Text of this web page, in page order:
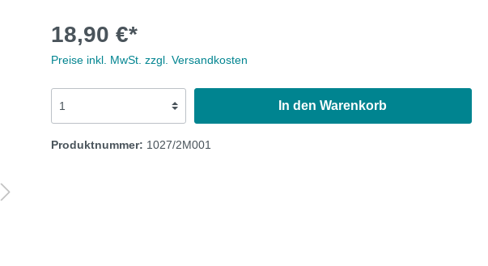
Ersatzteile
MG C
18,90 €*
Preise inkl. MwSt. zzgl. Versandkosten
In den Warenkorb
Produktnummer: 1027/2M001